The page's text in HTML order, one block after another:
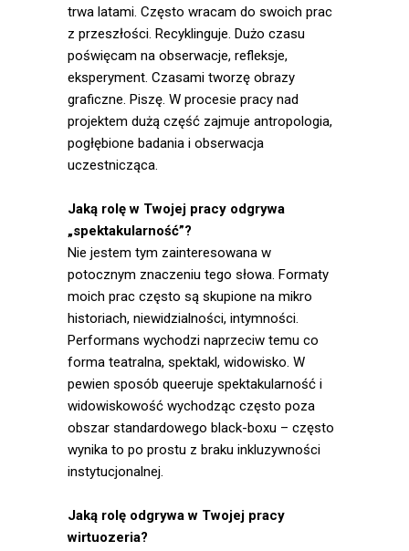
trwa latami. Często wracam do swoich prac
z przeszłości. Recyklinguje. Dużo czasu
poświęcam na obserwacje, refleksje,
eksperyment. Czasami tworzę obrazy
graficzne. Piszę. W procesie pracy nad
projektem dużą część zajmuje antropologia,
pogłębione badania i obserwacja
uczestnicząca.
Jaką rolę w Twojej pracy odgrywa
„spektakularność”?
Nie jestem tym zainteresowana w
potocznym znaczeniu tego słowa. Formaty
moich prac często są skupione na mikro
historiach, niewidzialności, intymności.
Performans wychodzi naprzeciw temu co
forma teatralna, spektakl, widowisko. W
pewien sposób queeruje spektakularność i
widowiskowość wychodząc często poza
obszar standardowego black-boxu – często
wynika to po prostu z braku inkluzywności
instytucjonalnej.
Jaką rolę odgrywa w Twojej pracy
wirtuozeria?